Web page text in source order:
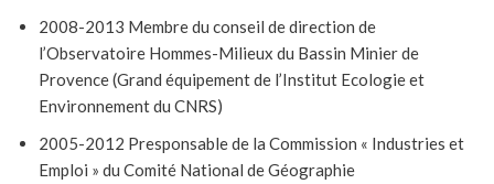
2008-2013 Membre du conseil de direction de
l’Observatoire Hommes-Milieux du Bassin Minier de
Provence (Grand équipement de l’Institut Ecologie et
Environnement du CNRS)
2005-2012 Presponsable de la Commission « Industries et
Emploi » du Comité National de Géographie